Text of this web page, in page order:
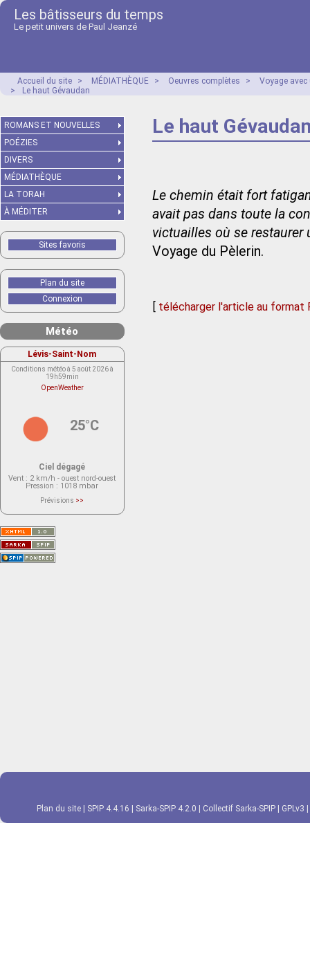
Les bâtisseurs du temps
Le petit univers de Paul Jeanzé
Accueil du site > MÉDIATHÈQUE > Oeuvres complètes >
Voyage avec
>
Le haut Gévaudan
Le haut
Le chemin était fort
avait pas dans toute la
victuailles où se restaurer
Voyage du Pèlerin.
[ télécharger l'article au format
ROMANS ET NOUVELLES
POÉZIES
DIVERS
MÉDIATHÈQUE
LA TORAH
À MÉDITER
Sites favoris
Plan du site
Connexion
Météo
Lévis-Saint-Nom
Conditions météo à 5 août 2026 à
19h59min
OpenWeather
25°C
Ciel dégagé
Vent : 2 km/h - ouest nord-ouest
Pression : 1018 mbar
Prévisions >>
actuellement aucune prévision
Saint-Nom.
Veuillez consulter le message du
service ci-dessous.
(401 - Invalid API key. Please see
https://openweathermap.org/faq#error401
Plan du site SPIP 4.4.16 Sarka-SPIP 4.2.0 Collectif Sarka-SPIP GPLv3